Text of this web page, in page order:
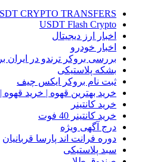
CRYPTO TRANSFERS
USDT Flash Crypto
اخبار ارز دیجیتال
اخبار خودرو
بررسی بروکر ترندو در ایران
بشکه پلاستیکی
ثبت نام بروکر ایکس چیف
خرید بهترین قهوه | خرید قهوه
خرید کانتینر
خرید کانتینر 40 فوت
درج آگهی ویژه
دوره فرانت اند پارسا قربانیان
سبد پلاستیکی